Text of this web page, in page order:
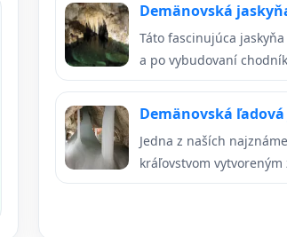
Demänovská
Táto fascinujúca
a po vybudovaní
Demänovská
Jedna z naších
kráľovstvom vytvoreným